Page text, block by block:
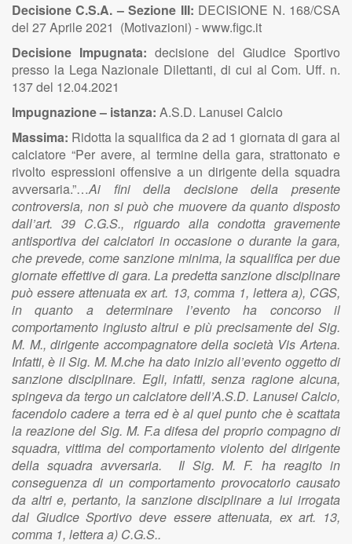
Decisione C.S.A. – Sezione III: DECISIONE N. 168/CSA
del 27 Aprile 2021 (Motivazioni) - www.figc.it
Decisione Impugnata:decisione del Giudice Sportivo
presso la Lega Nazionale Dilettanti, di cui al Com. Uff. n.
137 del 12.04.2021
Impugnazione – istanza: A.S.D. Lanusei Calcio
Massima: Ridotta la squalifica da 2 ad 1 giornata di gara al
calciatore “Per avere, al termine della gara, strattonato e
rivolto espressioni offensive a un dirigente della squadra
avversaria.”…Ai fini della decisione della presente
controversia, non si può che muovere da quanto disposto
dall’art. 39 C.G.S., riguardo alla condotta gravemente
antisportiva dei calciatori in occasione o durante la gara,
che prevede, come sanzione minima, la squalifica per due
giornate effettive di gara. La predetta sanzione disciplinare
può essere attenuata ex art. 13, comma 1, lettera a), CGS,
in quanto a determinare l’evento ha concorso il
comportamento ingiusto altrui e più precisamente del Sig.
M. M., dirigente accompagnatore della società Vis Artena.
Infatti, è il Sig. M. M.che ha dato inizio all’evento oggetto di
sanzione disciplinare. Egli, infatti, senza ragione alcuna,
spingeva da tergo un calciatore dell’A.S.D. Lanusei Calcio,
facendolo cadere a terra ed è al quel punto che è scattata
la reazione del Sig. M. F.a difesa del proprio compagno di
squadra, vittima del comportamento violento del dirigente
della squadra avversaria. Il Sig. M. F. ha reagito in
conseguenza di un comportamento provocatorio causato
da altri e, pertanto, la sanzione disciplinare a lui irrogata
dal Giudice Sportivo deve essere attenuata, ex art. 13,
comma 1, lettera a) C.G.S..